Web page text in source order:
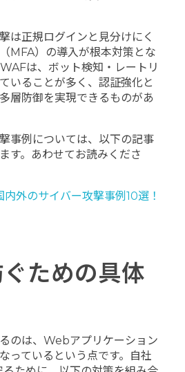
は正規ログインと見分けにく
MFA）の導入が根本対策とな
は、ボット検知・レートリ
いることが多く、認証強化と
層防御を実現できるものがあ
事例については、以下の記事
す。あわせてお読みくださ
内外のサイバー攻撃事例10選！
ための具体
のは、Webアプリケーション
っているという点です。自社